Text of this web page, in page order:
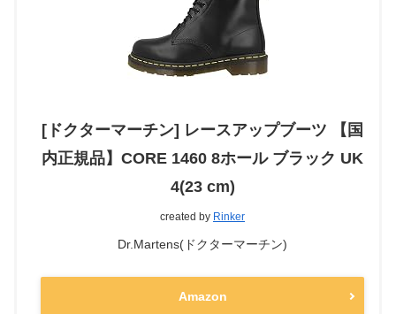
[ドクターマーチン] レースアップブーツ 【国
内正規品】CORE 1460 8ホール ブラック UK
4(23 cm)
created by Rinker
Dr.Martens(ドクターマーチン)
Amazon